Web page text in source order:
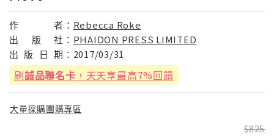
作 者： Rebecca Roke
出
版 社： PHAIDON PRESS LIMITED
出 版 日 期： 2017/03/31
刷誠品聯名卡 ，天天享最高7%回饋
大量採購團購專區
825